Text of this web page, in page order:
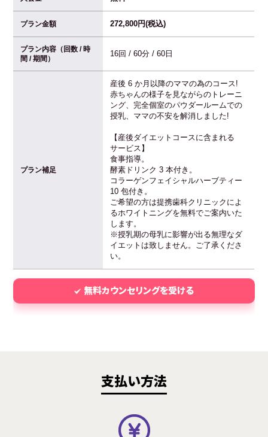
プラン金額 272,800円(税込)
プラン内容（回数 / 時
間 / 期間）
16回 / 60分 / 60日
プラン補足
産後 6 か月以降のママの為のコース!
赤ちゃんの様子を見ながらのトレーニ
ング、完全個室のパウダールームでの
授乳、ママの不安を解消しました!
【産後ダイエットコースに含まれる
サービス】
食事指導。
酵素ドリンク 3 本付き。
コラーゲンフェイシャルハーブティー
10 包付き。
ご希望の方は提携歯科クリニックによ
るホワイトニングを無料でご案内いた
します。
※授乳期の母乳に影響が出る無理なダ
イエットは致しません。ご了承くださ
い。
無料カウンセリングを受ける
支払い方法